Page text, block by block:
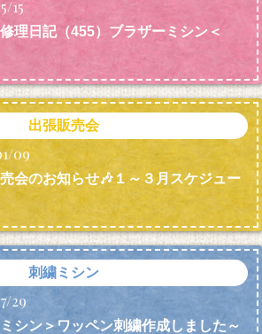
15
理日記（455）ブラザーミシン＜
出張販売会
09
会のお知らせ🎶１～３月スケジュー
刺繍ミシン
29
シン＞ワッペン刺繍作成しました～